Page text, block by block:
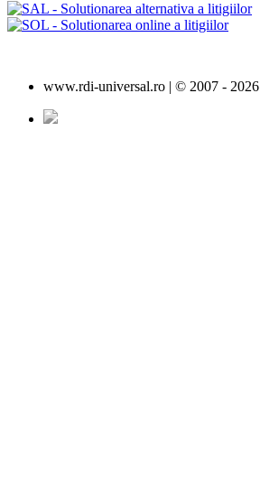
www.rdi-universal.ro | © 2007 - 2026